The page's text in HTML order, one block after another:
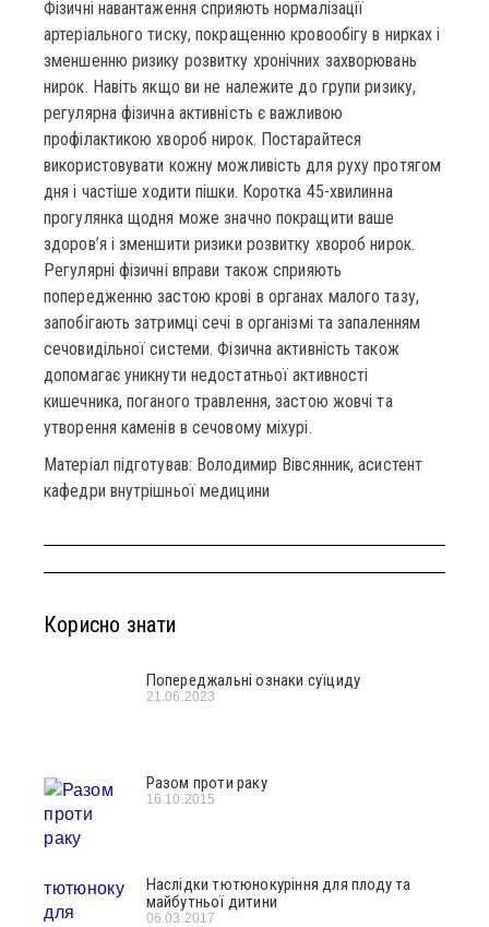
Фізичні навантаження сприяють нормалізації
артеріального тиску, покращенню кровообігу в нирках і
зменшенню ризику розвитку хронічних захворювань
нирок. Навіть якщо ви не належите до групи ризику,
регулярна фізична активність є важливою
профілактикою хвороб нирок. Постарайтеся
використовувати кожну можливість для руху протягом
дня і частіше ходити пішки. Коротка 45-хвилинна
прогулянка щодня може значно покращити ваше
здоров’я і зменшити ризики розвитку хвороб нирок.
Регулярні фізичні вправи також сприяють
попередженню застою крові в органах малого тазу,
запобігають затримці сечі в організмі та запаленням
сечовидільної системи. Фізична активність також
допомагає уникнути недостатньої активності
кишечника, поганого травлення, застою жовчі та
утворення каменів в сечовому міхурі.
Матеріал підготував: Володимир Вівсянник, асистент
кафедри внутрішньої медицини
Корисно знати
Попереджальні ознаки суїциду
21.06.2023
Разом проти раку
16.10.2015
Наслідки тютюнокуріння для плоду та
майбутньої дитини
06.03.2017